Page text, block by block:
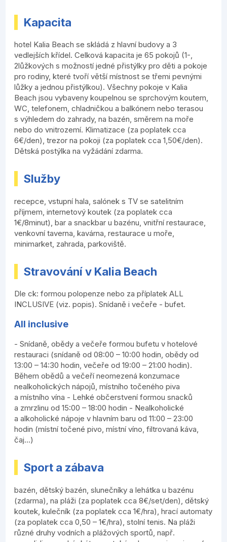
Kapacita
hotel Kalia Beach se skládá z hlavní budovy a 3
vedlejších křídel. Celková kapacita je 65 pokojů (1-,
2lůžkových s možností jedné přistýlky pro děti a pokoje
pro rodiny, které tvoří větší místnost se třemi pevnými
lůžky a jednou přistýlkou). Všechny pokoje v Kalia
Beach jsou vybaveny koupelnou se sprchovým koutem,
WC, telefonem, chladničkou a balkónem nebo terasou
s výhledem do zahrady, na bazén, směrem na moře
nebo do vnitrozemí. Klimatizace (za poplatek cca
6€/den), trezor na pokoji (za poplatek cca 1,50€/den).
Dětská postýlka na vyžádání zdarma.
Služby
recepce, vstupní hala, salónek s TV se satelitním
příjmem, internetový koutek (za poplatek cca
1€/8minut), bar a snackbar u bazénu, vnitřní restaurace,
venkovní taverna, kavárna, restaurace u moře,
minimarket, zahrada, parkoviště.
Stravování v Kalia Beach
Dle ck: formou polopenze nebo za příplatek ALL
INCLUSIVE (viz. popis). Snídaně i večeře - bufet.
All inclusive
- Snídaně, obědy a večeře formou bufetu v hotelové
restauraci (snídaně od 08:00 – 10:00 hodin, obědy od
13:00 – 14:30 hodin, večeře od 19:00 – 21:00 hodin).
Během obědů a večeří neomezená konzumace
nealkoholických nápojů, místního točeného piva
a místního vína - Lehké občerstvení formou snacků
a zmrzlinu od 15:00 – 18:00 hodin - Nealkoholické
a alkoholické nápoje v hlavním baru od 11:00 – 23:00
hodin (místní točené pivo, místní víno, filtrovaná káva,
čaj...)
Sport a zábava
bazén, dětský bazén, slunečníky a lehátka u bazénu
(zdarma), na pláži (za poplatek cca 8€/set/den), dětský
koutek, kulečník (za poplatek cca 1€/hra), hrací automaty
(za poplatek cca 0,50 – 1€/hra), stolní tenis. Na pláži
různé druhy vodních a plážových sportů, např.